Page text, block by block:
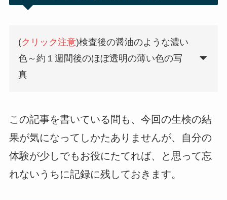
(クリック注意)検査後の醤油のような濃い
色～約１週間後のほぼ透明の薄い色の写
真
この記事を書いている間も、今回の生検の結
果が気になってしかたありませんが、自分の
体験が少しでもお役にたてれば、と思って忘
れないうちに記録に残しておきます。